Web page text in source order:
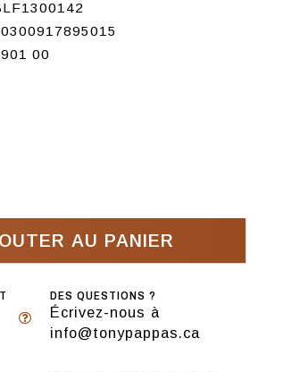
00
AU PANIER
DES QUESTIONS ?
Écrivez-nous à
info@tonypappas.ca